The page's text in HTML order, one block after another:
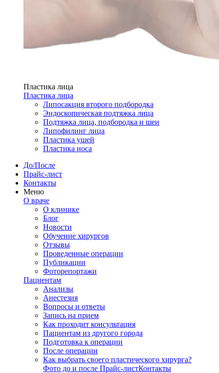
Пластика лица
Пластика лица
Липосакция второго подбородка
Эндоскопическая подтяжка лица
Подтяжка лица, подбородка и шеи
Липофилинг лица
Пластика ушей
Пластика носа
До/После
Прайс-лист
Контакты
Меню
О враче
О клинике
Блог
Новости
Обучение хирургов
Отзывы
Проведенные операции
Публикации
Фоторепортажи
Пациентам
Анализы
Анестезия
Вопросы и ответы
Запись на прием
Как проходит консультация
Пациентам из другого города
Подготовка к операции
После операции
Как выбрать своего пластического хирурга?
Фото до и после Прайс-листКонтакты